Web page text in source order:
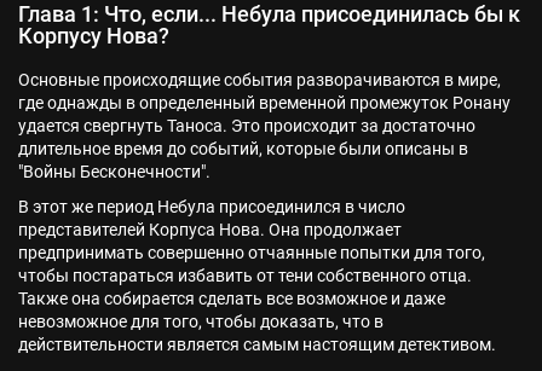
Глава 1: Что, если... Небула присоединилась бы к
Корпусу Нова?
Основные происходящие события разворачиваются в мире,
где однажды в определенный временной промежуток Ронану
удается свергнуть Таноса. Это происходит за достаточно
длительное время до событий, которые были описаны в
"Войны Бесконечности".
В этот же период Небула присоединился в число
представителей Корпуса Нова. Она продолжает
предпринимать совершенно отчаянные попытки для того,
чтобы постараться избавить от тени собственного отца.
Также она собирается сделать все возможное и даже
невозможное для того, чтобы доказать, что в
действительности является самым настоящим детективом.